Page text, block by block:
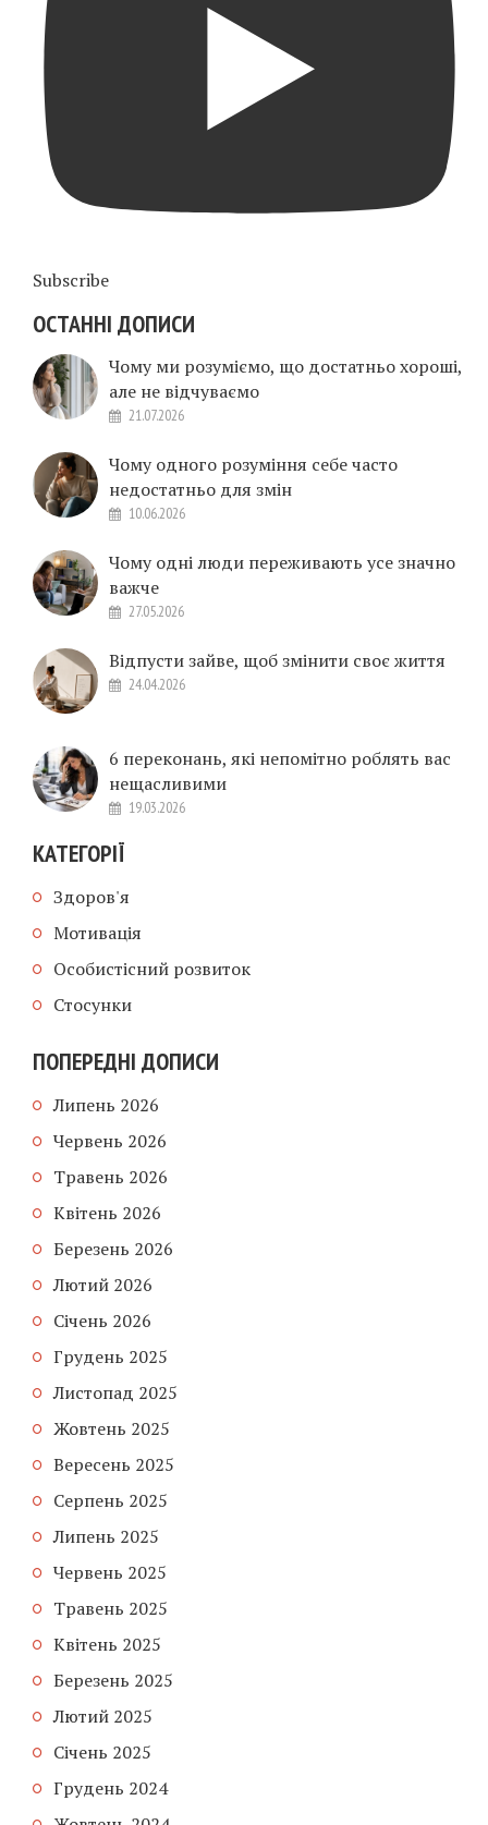
Subscribe
ОСТАННІ ДОПИСИ
Чому ми розуміємо, що достатньо хороші,
але не відчуваємо
21.07.2026
Чому одного розуміння себе часто
недостатньо для змін
10.06.2026
Чому одні люди переживають усе значно
важче
27.05.2026
Відпусти зайве, щоб змінити своє життя
24.04.2026
6 переконань, які непомітно роблять вас
нещасливими
19.03.2026
КАТЕГОРІЇ
Здоров'я
Мотивація
Особистісний розвиток
Стосунки
ПОПЕРЕДНІ ДОПИСИ
Липень 2026
Червень 2026
Травень 2026
Квітень 2026
Березень 2026
Лютий 2026
Січень 2026
Грудень 2025
Листопад 2025
Жовтень 2025
Вересень 2025
Серпень 2025
Липень 2025
Червень 2025
Травень 2025
Квітень 2025
Березень 2025
Лютий 2025
Січень 2025
Грудень 2024